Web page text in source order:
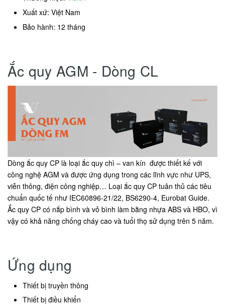
Xuất xứ: Việt Nam
Bảo hành: 12 tháng
Ắc quy AGM - Dòng CL
Dòng ắc quy CP là loại ắc quy chì – van kín được thiết kế với
công nghệ AGM và được ứng dụng trong các lĩnh vực như UPS,
viễn thông, điện công nghiệp… Loại ắc quy CP tuân thủ các tiêu
chuẩn quốc tế như IEC60896-21/22, BS6290-4, Eurobat Guide.
Ắc quy CP có nắp bình và vỏ bình làm bằng nhựa ABS và HBO, vì
vậy có khả năng chống cháy cao và tuổi thọ sử dụng trên 5 năm.
Ứng dụng
Thiết bị truyền thông
Thiết bị điều khiển